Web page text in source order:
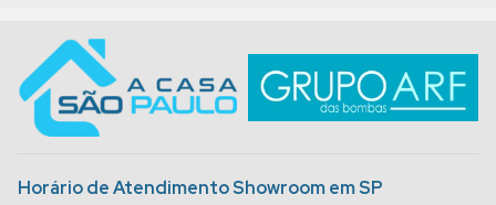
Horário de Atendimento Showroom em SP